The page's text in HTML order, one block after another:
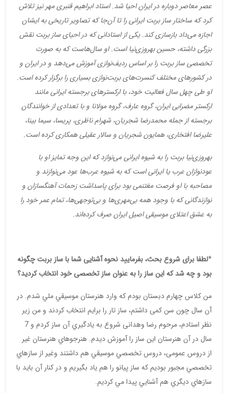
عصر معاصر دوباره در ایران احیا شد. استاد ابراهیم قنبری مهر نیز تلاش
کرد که ساختار ساز بربت ایرانی را تا آن‌جا که تصاویر تاریخی به ایشان
اجازه می‌داد بازسازی کند. یکی از استادانی که در احیای ساز بربت نقش
بزرگی داشته، حسین بهروزی‌نیا است. او سال‌هاست که به صورت
تخصصی ساز بربت را بر اساس ردیف‌نوازی آموزش می‌دهد و در ایران و
در کشورهای مختلف کنسرت‌های بربت‌نوازی بسیاری را برگزار کرده است.
او طی چهل سال فعالیت خود، با ارکسترهای برجسته ایرانی مانند
ارکستر مضرابی ایران، گروه عارف، گروه مولانا و با تعدادی از خوانندگان
برجسته از جمله محمدرضا شجریان، شهرام ناظری، پریسا، سیما بینا،
علیرضا افتخاری، همایون شجریان و سالار عقیلی همکاری کرده است.
بهروزی‌نیا بربت را به شیوه ایرانی می‌نوازد که این وجه تمایز او با
عودنوازان عرب یا ایرانی است که به شیوه عرب‌ها عود می‌نوازند و
مصاحبه با او فرصت مغتنمی بود برای پاسداشت زحمات آهنگسازان و
نوازندگانی که با وجود همه بی‌مهری‌ها و بی‌توجهی‌ها، تمام عمر خود را
به عشق اعتلای موسیقی اصیل ایران صرف کرده‌اند.
*لطفا برای شروع بحث، بفرمایید نحوه آشنایی شما با ساز بربت چگونه
بود و چه شد که این ساز را به عنوان ساز تخصصی خود انتخاب کردید؟
من كلاس چهارم دبستان بودم که وارد هنرستان موسيقي ملي شدم. در
آن سال چون سن کمی داشتم، ساز تار را برايم انتخاب كردند و من زیر
نظر استادم، مرحوم رضا وهدانی شروع به يادگيري آن ساز كردم و 7
سال در آن هنرستان اين ساز را آموزش ديدم. هنرجوهاي هنرستان غير
از دروس عمومی، دروس تخصصي موسيقي هم داشتند وغير از سازهاي
تخصصي مجبور بوديم كه ساز پيانو را هم ياد بگيريم و در كنار آن بايد با
سازهاي ديگري هم آشنايي پيدا مي كرديم.